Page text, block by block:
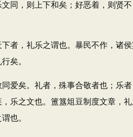
同，则上下和矣；好恶着，则贤不
者，礼乐之谓也。暴民不作，诸
矣。
爱矣。礼者，殊事合敬者也；乐者
乐之文也。簠簋俎豆制度文章，礼
也。